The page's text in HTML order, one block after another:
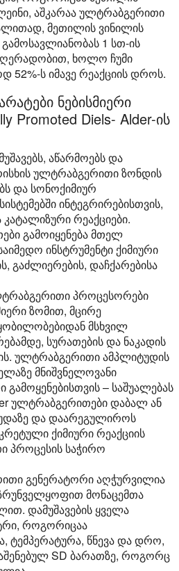
აშკარაა ულტრაბგერითი
მეთილის ვინილის
1 სთ-ის
ხოლო ჩუმი
52%-ს იმავე რეაქციის დროს.
ნებისმიერი
Promoted Diels- Alder-ის
აწარმოებს და
ულტრაბგერითი ზონდის
და სონოქიმიურ
ინტეგრირებისთვის,
რეაქციები.
გამოიყენება მთელ
ინსტრუმენტი ქიმიური
გაძლიერების, დაჩქარებისა
პროცესორები
ზომით, მცირე
მსხვილ
სურათების და ნაკადის
ულტრაბგერითი ამპლიტუდის
მნიშვნელოვანი
– საშუალებას
ულტრაბგერითები დაბალ ან
და დაარეგულიროს
ქიმიური რეაქციის
პროცესის საჭირო
გენერატორი აღჭურვილია
მონაცემთა
დამუშავების ყველა
როგორიცაა
ტემპერატურა, წნევა და დრო,
SD ბარათზე, როგორც